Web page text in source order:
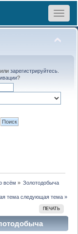
Toggle
зарегистрируйтесь.
?
всём » Золотодобыча
тема следующая тема »
ПЕЧАТЬ